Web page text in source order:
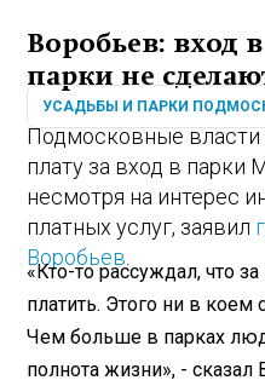
Воробьев: вход
парки не
УСАДЬБЫ И ПАРКИ
Подмосковные власти
плату за вход в парки
несмотря на интерес
платных услуг, заявил
Воробьев
«Кто-то рассуждал, что
платить. Этого ни в
Чем больше в парках
полнота жизни», -